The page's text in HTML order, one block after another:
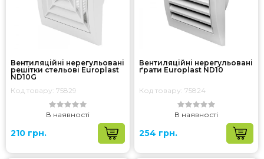
Вентиляційні нерегульовані
решітки стельові Europlast
ND10G
Код товару: 75829
В наявності
210 грн.
Вентиляційні нерегульовані
ґрати Europlast ND10
Код товару: 75824
В наявності
254 грн.